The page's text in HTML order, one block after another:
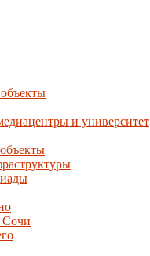
и университет
Сочи